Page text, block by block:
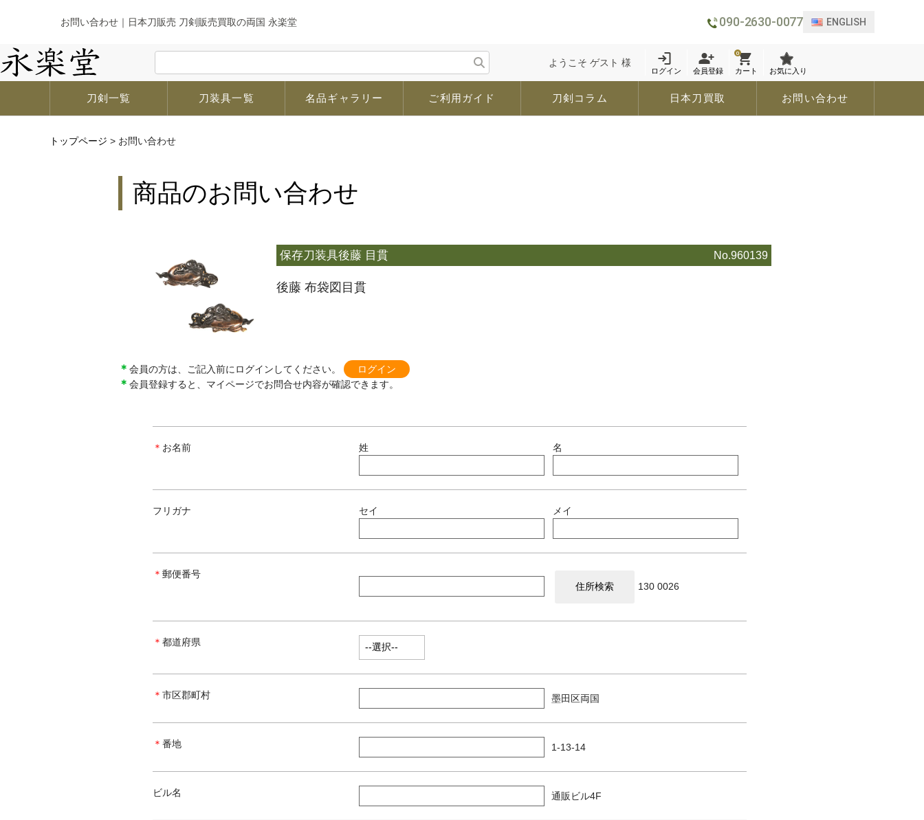
お問い合わせ｜日本刀販売 刀剣販売買取の両国 永楽堂 090-2630-0077 ENGLISH
ようこそ ゲスト 様
ログイン 会員登録
0
カート お気に入り
刀剣一覧 刀装具一覧 名品ギャラリー ご利用ガイド 刀剣コラム 日本刀買取 お問い合わせ
トップページ > お問い合わせ
商品のお問い合わせ
保存刀装具後藤 目貫 No.960139
後藤 布袋図目貫
＊ 会員の方は、ご記入前にログインしてください。 ログイン
＊ 会員登録すると、マイページでお問合せ内容が確認できます。
＊ お名前 姓 名
フリガナ セイ メイ
＊ 郵便番号
130 0026
＊ 都道府県
＊ 市区郡町村 墨田区両国
＊ 番地 1-13-14
ビル名 通販ビル4F